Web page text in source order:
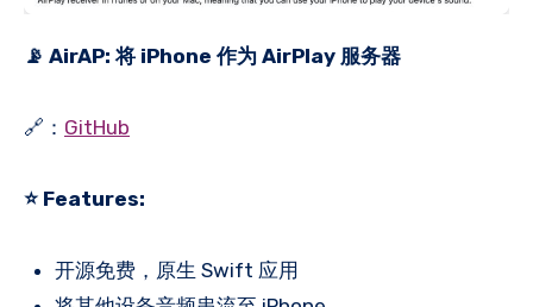
📡 AirAP: 将 iPhone 作为 AirPlay 服务器
🔗： GitHub
⭐️ Features:
开源免费，原生 Swift 应用